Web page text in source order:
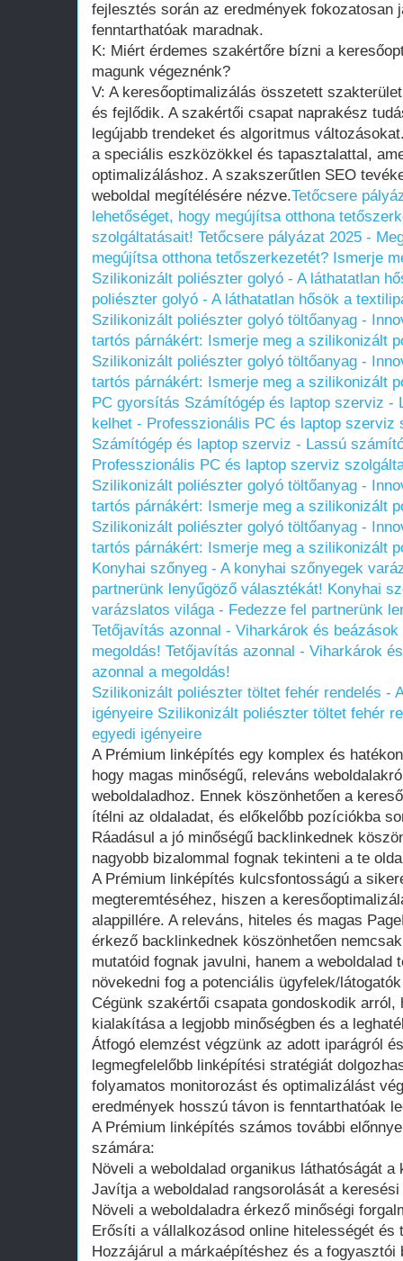
fejlesztés során az eredmények fokozatosan
fenntarthatóak maradnak.
K: Miért érdemes szakértőre bízni a
magunk végeznénk?
V: A keresőoptimalizálás összetett
és fejlődik. A szakértői csapat naprakész
legújabb trendeket és algoritmus
a speciális eszközökkel és tapasztalattal,
optimalizáláshoz. A szakszerűtlen SEO
weboldal megítélésére nézve.Tetőcsere
lehetőséget, hogy megújítsa otthona
szolgáltatásait! Tetőcsere pályázat 2025 -
megújítsa otthona tetőszerkezetét? Ismerje
Szilikonizált poliészter golyó - A láthatatlan
poliészter golyó - A láthatatlan hősök a
Szilikonizált poliészter golyó töltőanyag -
tartós párnákért: Ismerje meg a szilikonizált
Szilikonizált poliészter golyó töltőanyag -
tartós párnákért: Ismerje meg a szilikonizált
PC gyorsítás Számítógép és laptop szerviz -
kelhet - Professzionális PC és laptop szerviz
Számítógép és laptop szerviz - Lassú
Professzionális PC és laptop szerviz
Szilikonizált poliészter golyó töltőanyag -
tartós párnákért: Ismerje meg a szilikonizált
Szilikonizált poliészter golyó töltőanyag -
tartós párnákért: Ismerje meg a szilikonizált
Konyhai szőnyeg - A konyhai szőnyegek
partnerünk lenyűgöző választékát! Konyhai
varázslatos világa - Fedezze fel partnerünk
Tetőjavítás azonnal - Viharkárok és
megoldás! Tetőjavítás azonnal - Viharkárok
azonnal a megoldás!
Szilikonizált poliészter töltet fehér rendelés -
igényeire Szilikonizált poliészter töltet fehér
egyedi igényeire
A Prémium linképítés egy komplex és
hogy magas minőségű, releváns
weboldaladhoz. Ennek köszönhetően a
ítélni az oldaladat, és előkelőbb pozíciókba
Ráadásul a jó minőségű backlinkednek
nagyobb bizalommal fognak tekinteni a te
A Prémium linképítés kulcsfontosságú a
megteremtéséhez, hiszen a
alappillére. A releváns, hiteles és magas
érkező backlinkednek köszönhetően
mutatóid fognak javulni, hanem a weboldalad
növekedni fog a potenciális ügyfelek/
Cégünk szakértői csapata gondoskodik arról,
kialakítása a legjobb minőségben és a
Átfogó elemzést végzünk az adott iparágról
legmegfelelőbb linképítési stratégiát
folyamatos monitorozást és optimalizálást
eredmények hosszú távon is fenntarthatóak
A Prémium linképítés számos további
számára:
Növeli a weboldalad organikus láthatóságát a
Javítja a weboldalad rangsorolását a
Növeli a weboldaladra érkező minőségi
Erősíti a vállalkozásod online hitelességét és
Hozzájárul a márkaépítéshez és a fogyasztói